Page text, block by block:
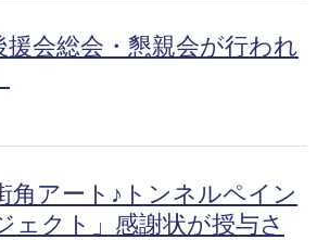
援会総会・懇親会が行われ
角アート♪トンネルペイン
ェクト」感謝状が授与さ